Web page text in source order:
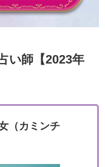
い師【2023年
（カミンチ